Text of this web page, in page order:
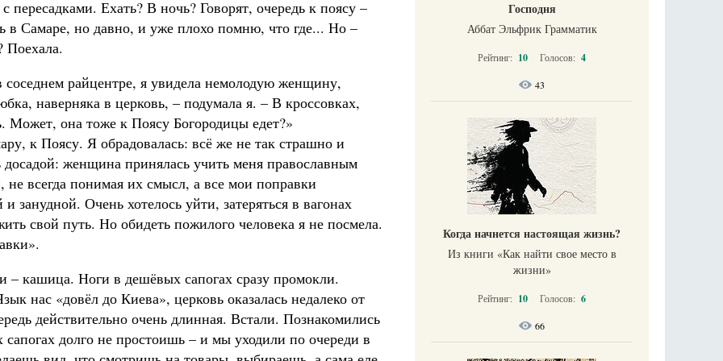
Ехать? В ночь? Говорят, очередь к поясу –
в Самаре, но давно, и уже плохо помню, что где... Но –
Поехала.
райцентре, я увидела немолодую женщину,
наверняка в церковь, – подумала я. – В кроссовках,
Может, она тоже к Поясу Богородицы едет?»
к Поясу. Я обрадовалась: всё же не так страшно и
женщина принялась учить меня православным
всегда понимая их смысл, а все мои поправки
занудной. Очень хотелось уйти, затеряться в вагонах
свой путь. Но обидеть пожилого человека я не посмела.
– кашица. Ноги в дешёвых сапогах сразу промокли.
нас «довёл до Киева», церковь оказалась недалеко от
действительно очень длинная. Встали. Познакомились
долго не простоишь – и мы уходили по очереди в
Господня
Аббат Эльфрик Грамматик
Рейтинг: 10 Голосов: 4
43
Когда начнется настоящая жизнь?
Из книги «Как найти свое место в
жизни​»
Рейтинг: 10 Голосов: 6
66